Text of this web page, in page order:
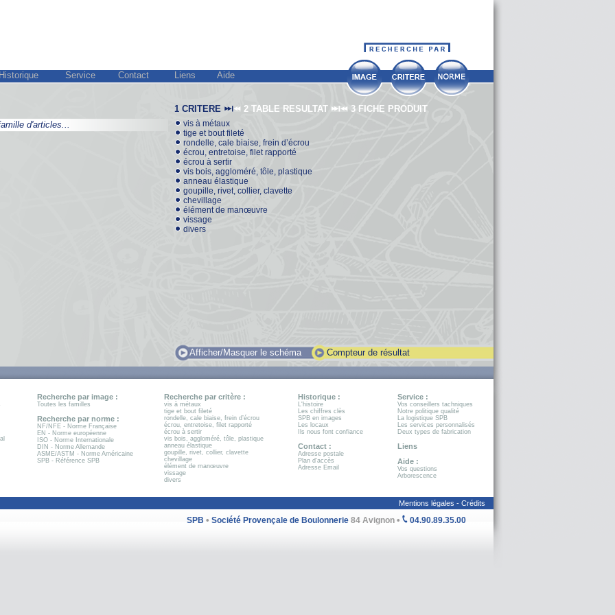
Historique Service Contact Liens Aide
1 CRITERE 2 TABLE RESULTAT
3 FICHE PRODUIT
d'articles...
vis à métaux
tige et bout fileté
rondelle, cale biaise, frein d’écrou
écrou, entretoise, filet rapporté
écrou à sertir
vis bois, aggloméré, tôle, plastique
anneau élastique
goupille, rivet, collier, clavette
chevillage
élément de manœuvre
vissage
divers
d'articles...
Afficher/Masquer le schéma Compteur de résultat
Recherche par image :
Toutes les familles
Recherche par norme :
NF/NFE - Norme Française
EN - Norme européenne
ISO - Norme Internationale
DIN - Norme Allemande
ASME/ASTM - Norme Américaine
SPB - Référence SPB
Recherche par critère :
vis à métaux
tige et bout fileté
rondelle, cale biaise, frein d’écrou
écrou, entretoise, filet rapporté
écrou à sertir
vis bois, aggloméré, tôle, plastique
anneau élastique
goupille, rivet, collier, clavette
chevillage
élément de manœuvre
vissage
divers
Historique :
L'histoire
Les chiffres clès
SPB en images
Les locaux
Ils nous font confiance
Contact :
Adresse postale
Plan d'accès
Adresse Email
Service :
Vos conseillers tachniques
Notre politique qualité
La logistique SPB
Les services personnalisés
Deux types de fabrication
Liens
Aide :
Vos questions
Arborescence
Mentions légales - Crédits
SPB • Société Provençale de Boulonnerie 84 Avignon • 04.90.89.35.00